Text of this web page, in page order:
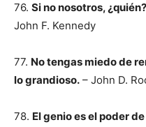
76. Si no nosotros,
John F. Kennedy
77. No tengas miedo de
lo grandioso. – John D.
78. El genio es el poder